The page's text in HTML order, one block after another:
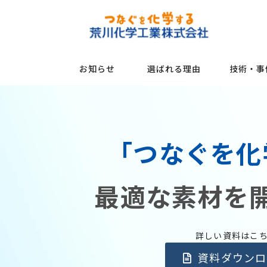
お知らせ 選ばれる理由 技術・
「つなぐを
最適な素材を
詳しい資料はこ
資料ダウン